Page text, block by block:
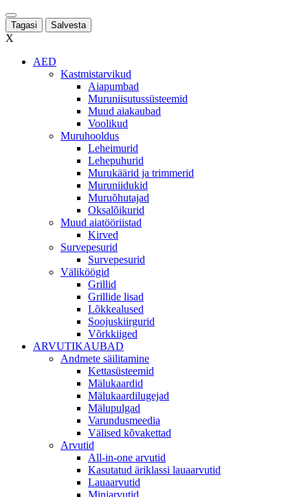
Tagasi Salvesta
X
AED
Kastmistarvikud
Aiapumbad
Muruniisutussüsteemid
Muud aiakaubad
Voolikud
Muruhooldus
Leheimurid
Lehepuhurid
Murukäärid ja trimmerid
Muruniidukid
Muruõhutajad
Oksalõikurid
Muud aiatööriistad
Kirved
Survepesurid
Survepesurid
Väliköögid
Grillid
Grillide lisad
Lõkkealused
Soojuskiirgurid
Võrkkiiged
ARVUTIKAUBAD
Andmete säilitamine
Kettasüsteemid
Mälukaardid
Mälukaardilugejad
Mälupulgad
Varundusmeedia
Välised kõvakettad
Arvutid
All-in-one arvutid
Kasutatud äriklassi lauaarvutid
Lauaarvutid
Miniarvutid